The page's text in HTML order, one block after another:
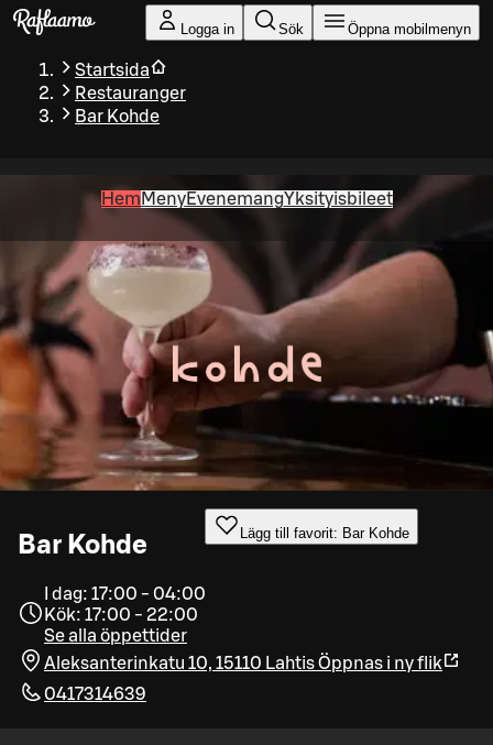
Gå till huvudinnehållet
Logga in Sök Öppna mobilmenyn
Startsida
Restauranger
Bar Kohde
Hem MenyEvenemangYksityisbileet
Bar Kohde Lägg till favorit: Bar Kohde
I dag: 17:00 - 04:00
Kök: 17:00 - 22:00
Se alla öppettider
Aleksanterinkatu 10, 15110 LahtisÖppnas i ny flik
0417314639